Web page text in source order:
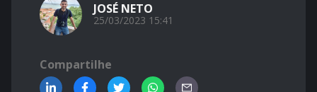
JOSÉ NETO
25/03/2023 15:41
Compartilhe